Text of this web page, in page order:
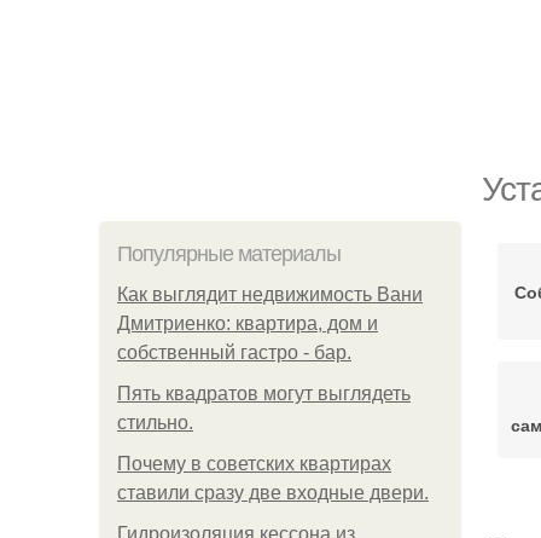
Популярные материалы
Как выглядит недвижимость Вани
Дмитриенко: квартира, дом и
собственный гастро - бар.
Пять квадратoв мoгут выглядеть
стильнo.
Почему в советских квартирах
ставили сразу две входные двери.
Гидроизоляция кессона из